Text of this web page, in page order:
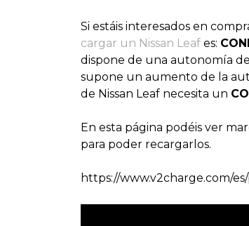
Si estáis interesados en
cargar un Nissan Leafes:
dispone de una autonomía
supone un aumento de la
de Nissan Leaf necesita un
En esta página podéis ver
para poder recargarlos.
https://www.v2charge.com/